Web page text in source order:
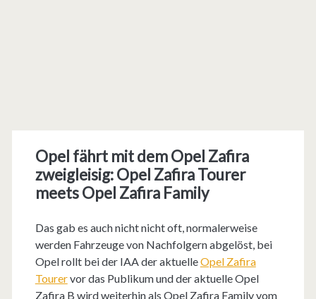
Opel fährt mit dem Opel Zafira
zweigleisig: Opel Zafira Tourer
meets Opel Zafira Family
Das gab es auch nicht nicht oft, normalerweise
werden Fahrzeuge von Nachfolgern abgelöst, bei
Opel rollt bei der IAA der aktuelleOpel Zafira
Tourervor das Publikum und der aktuelle Opel
Zafira B wird weiterhin als Opel Zafira Family vom